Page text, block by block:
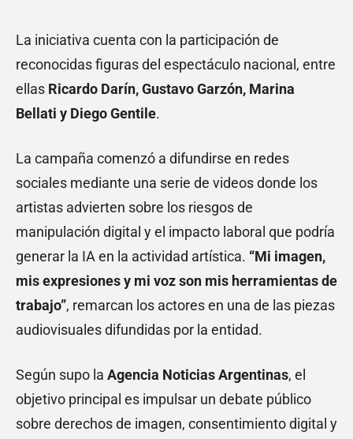
La iniciativa cuenta con la participación de
reconocidas figuras del espectáculo nacional, entre
ellas Ricardo Darín, Gustavo Garzón, Marina
Bellati y Diego Gentile.
La campaña comenzó a difundirse en redes
sociales mediante una serie de videos donde los
artistas advierten sobre los riesgos de
manipulación digital y el impacto laboral que podría
generar la IA en la actividad artística. “Mi imagen,
mis expresiones y mi voz son mis herramientas de
trabajo”, remarcan los actores en una de las piezas
audiovisuales difundidas por la entidad.
Según supo la Agencia Noticias Argentinas, el
objetivo principal es impulsar un debate público
sobre derechos de imagen, consentimiento digital y